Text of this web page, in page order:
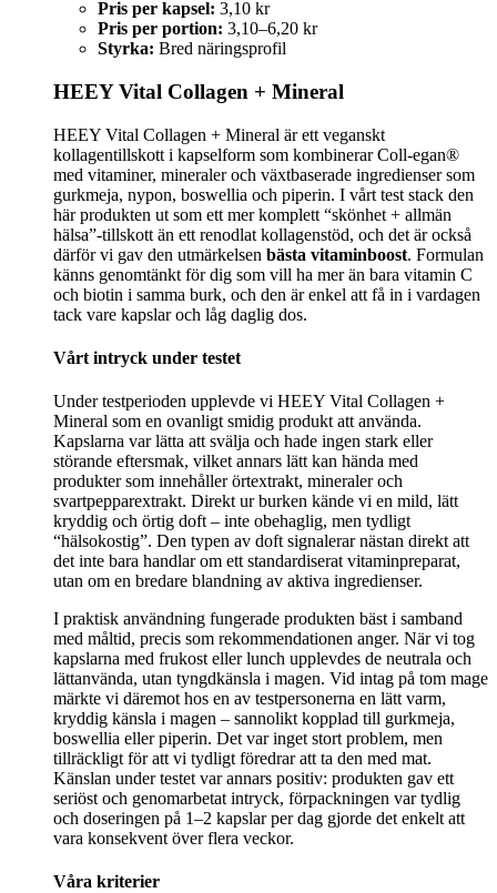
Pris per kapsel: 3,10 kr
Pris per portion: 3,10–6,20 kr
Styrka: Bred näringsprofil
HEEY Vital Collagen + Mineral
HEEY Vital Collagen + Mineral är ett veganskt
kollagentillskott i kapselform som kombinerar Coll-egan®
med vitaminer, mineraler och växtbaserade ingredienser som
gurkmeja, nypon, boswellia och piperin. I vårt test stack den
här produkten ut som ett mer komplett “skönhet + allmän
hälsa”-tillskott än ett renodlat kollagenstöd, och det är också
därför vi gav den utmärkelsen bästa vitaminboost. Formulan
känns genomtänkt för dig som vill ha mer än bara vitamin C
och biotin i samma burk, och den är enkel att få in i vardagen
tack vare kapslar och låg daglig dos.
Vårt intryck under testet
Under testperioden upplevde vi HEEY Vital Collagen +
Mineral som en ovanligt smidig produkt att använda.
Kapslarna var lätta att svälja och hade ingen stark eller
störande eftersmak, vilket annars lätt kan hända med
produkter som innehåller örtextrakt, mineraler och
svartpepparextrakt. Direkt ur burken kände vi en mild, lätt
kryddig och örtig doft – inte obehaglig, men tydligt
“hälsokostig”. Den typen av doft signalerar nästan direkt att
det inte bara handlar om ett standardiserat vitaminpreparat,
utan om en bredare blandning av aktiva ingredienser.
I praktisk användning fungerade produkten bäst i samband
med måltid, precis som rekommendationen anger. När vi tog
kapslarna med frukost eller lunch upplevdes de neutrala och
lättanvända, utan tyngdkänsla i magen. Vid intag på tom mage
märkte vi däremot hos en av testpersonerna en lätt varm,
kryddig känsla i magen – sannolikt kopplad till gurkmeja,
boswellia eller piperin. Det var inget stort problem, men
tillräckligt för att vi tydligt föredrar att ta den med mat.
Känslan under testet var annars positiv: produkten gav ett
seriöst och genomarbetat intryck, förpackningen var tydlig
och doseringen på 1–2 kapslar per dag gjorde det enkelt att
vara konsekvent över flera veckor.
Våra kriterier